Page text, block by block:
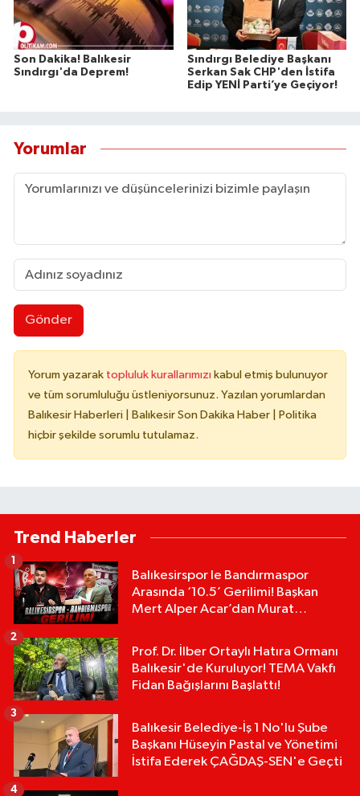
Son Dakika! Balıkesir
Sındırgı'da Deprem!
Sındırgı Belediye Başkanı
Serkan Sak CHP'den İstifa
Edip YENİ Parti’ye Geçiyor!
Yorumlar
Gönder
Yorum yazarak topluluk kurallarımızı kabul etmiş bulunuyor
ve tüm sorumluluğu üstleniyorsunuz. Yazılan yorumlardan
Balıkesir Haberleri | Balıkesir Son Dakika Haber | Politika
hiçbir şekilde sorumlu tutulamaz.
Trend Haberler
Balıkesirspor le Bandırmaspor
Arasında ‘10.5’ Gerilimi! Başkan
Mert Alper Acar’dan Murat
1
Prof. Dr. İlber Ortaylı Hatıra Ormanı
Balıkesir'de Kuruluyor! TEMA Vakfı
Fidan Bağışlarını Başlattı!
2
Balıkesir Belediye-İş 1 No'lu Şube
Başkanı Hüseyin Pastal ve Yönetimi
İstifa Ederek ÇAĞDAŞ-SEN'e Geçti
3
4